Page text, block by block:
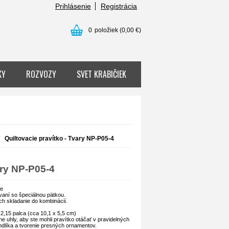
Prihlásenie Registrácia
0 položiek (0,00 €)
ROZVOZY SVET KRABIČIEK
Quiltovacie pravítko - Tvary NP-P05-4
NP-P05-4
so špeciálnou pätkou.
skladanie do kombinácií.
palca (cca 10,1 x 5,5 cm)
uhly, aby ste mohli pravítko otáčať v pravidelných
a tvorenie presných ornamentov.